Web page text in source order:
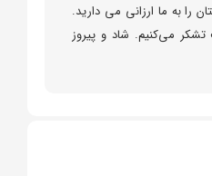
را به ما ارزانی می دارید.
می‌کنیم. شاد و پیروز